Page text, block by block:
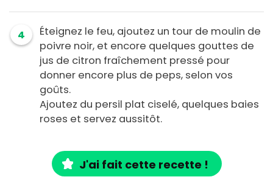
4
Éteignez le feu, ajoutez un tour de moulin de
poivre noir, et encore quelques gouttes de
jus de citron fraîchement pressé pour
donner encore plus de peps, selon vos
goûts.
Ajoutez du persil plat ciselé, quelques baies
roses et servez aussitôt.
J'ai fait cette recette !